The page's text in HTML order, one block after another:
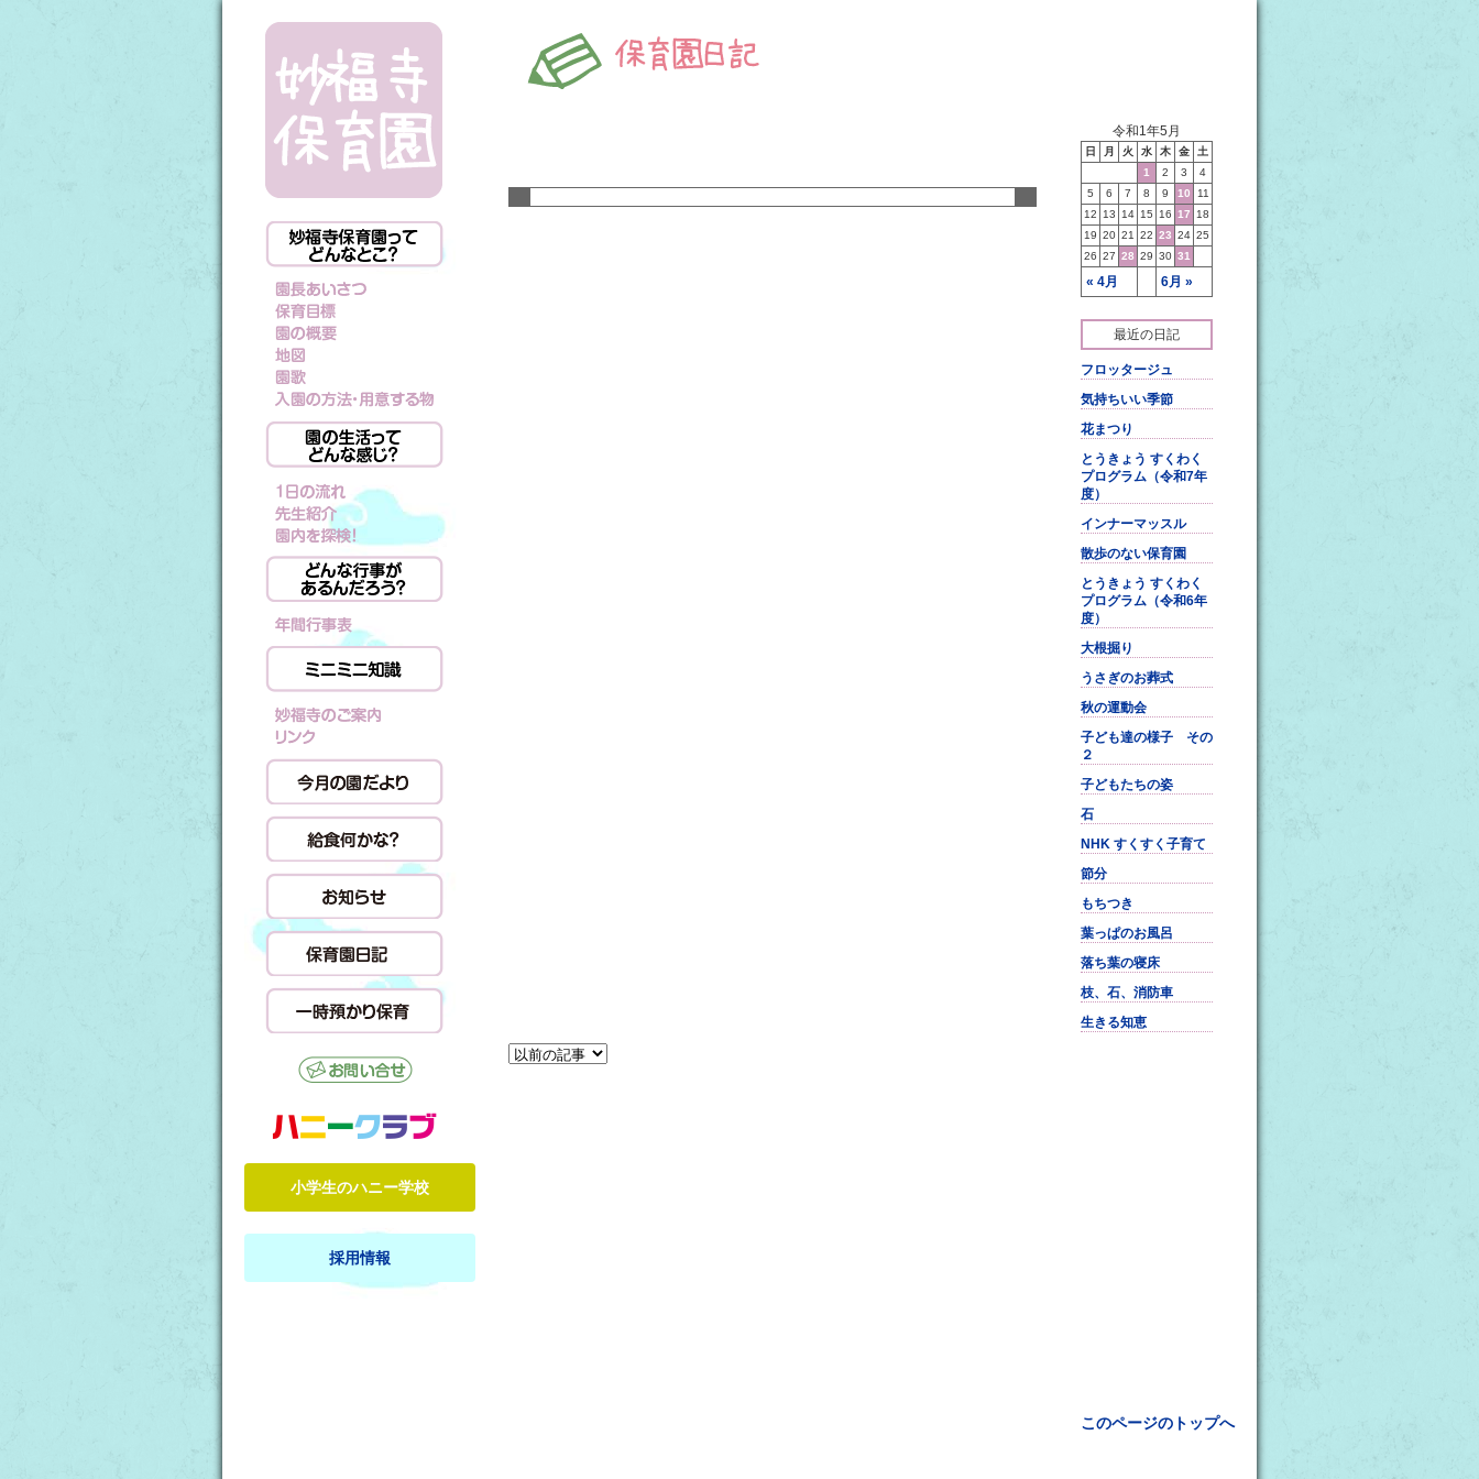
小学生のハニー学校
採用情報
令和1年5月
日 月 火 水 木 金 土
« 4月 6月 »
1 2 3
4
5
6 7 8 9 10
11
12
13 14 15 16 17
18
19 20 21 22 23 24 25
26 27 28 29 30 31
最近の日記
フロッタージュ
気持ちいい季節
花まつり
とうきょう すくわく
プログラム（令和7年
度）
インナーマッスル
散歩のない保育園
とうきょう すくわく
プログラム（令和6年
度）
大根掘り
うさぎのお葬式
秋の運動会
子ども達の様子 その
２
子どもたちの姿
石
NHK すくすく子育て
節分
もちつき
葉っぱのお風呂
落ち葉の寝床
枝、石、消防車
生きる知恵
このページのトップへ